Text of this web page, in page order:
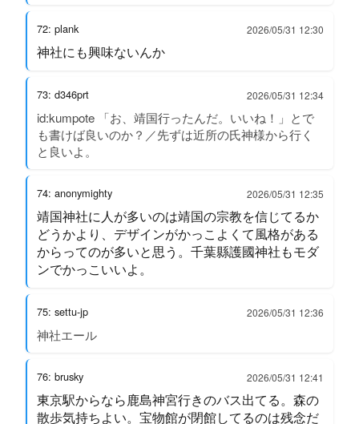
72: plank 2026/05/31 12:30
神社にも興味ないんか
73: d346prt 2026/05/31 12:34
id:kumpote 「お、靖国行ったんだ。いいね！」とで
も書けば良いのか？／先ずは近所の氏神様から行く
と良いよ。
74: anonymighty 2026/05/31 12:35
靖国神社に人が多いのは靖国の宗教を信じてるか
どうかより、デザインがかっこよくて風格がある
からってのが多いと思う。千葉縣護國神社もモダ
ンでかっこいいよ。
75: settu-jp 2026/05/31 12:36
神社エール
76: brusky 2026/05/31 12:41
東京駅からなら鹿島神宮行きのバス出てる。森の
散歩気持ちよい。宝物館が閉館してるのは残念だ